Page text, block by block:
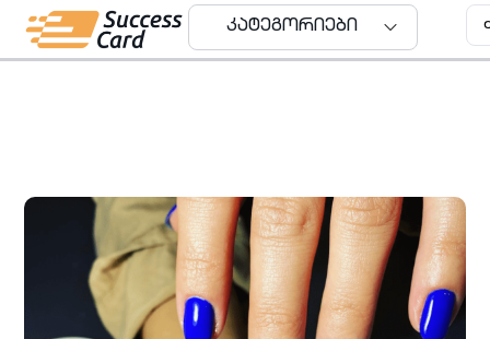
კატეგორიები